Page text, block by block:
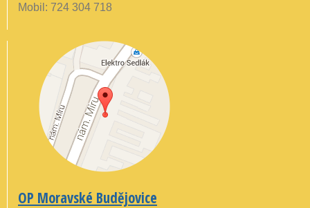
Mobil: 724 304 718
OP Moravské Budějovice